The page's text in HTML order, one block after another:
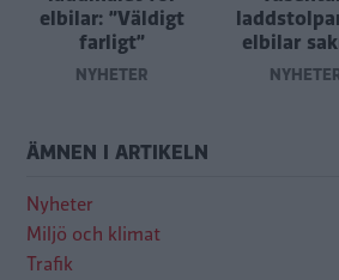
elbilar: ”Väldigt
farligt”
NYHETER
elbilar
ÄMNEN I ARTIKELN
Nyheter
Miljö och klimat
Trafik